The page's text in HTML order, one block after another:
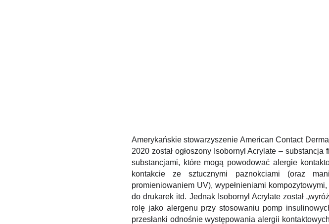
Amerykańskie stowarzyszenie American Contact
2020 został ogłoszony Isobornyl Acrylate –
substancjami, które mogą powodować alergie
kontakcie ze sztucznymi paznokciami (oraz
promieniowaniem UV), wypełnieniami
do drukarek itd. Jednak Isobornyl Acrylate został
rolę jako alergenu przy stosowaniu pomp
przesłanki odnośnie występowania alergii